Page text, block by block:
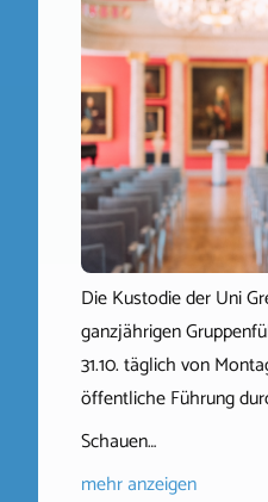
Die Kustodie der Uni
ganzjährigen
31.10. täglich von
öffentliche Führung
Schauen…
mehr anzeigen